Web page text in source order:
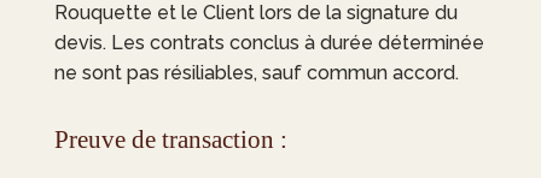
Rouquette et le Client lors de la signature du
devis. Les contrats conclus à durée déterminée
ne sont pas résiliables, sauf commun accord.
Preuve de transaction :